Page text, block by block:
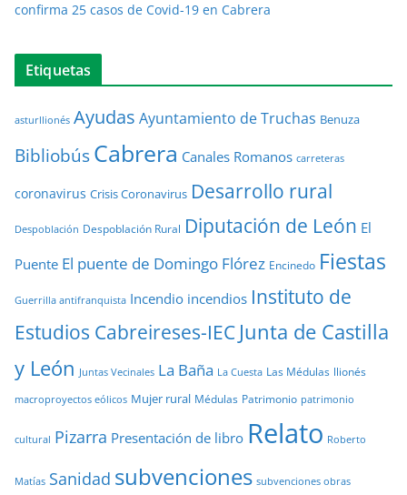
confirma 25 casos de Covid-19 en Cabrera
Etiquetas
asturllionés Ayudas Ayuntamiento de Truchas Benuza
BibliobúsCabrera Canales Romanos carreteras
coronavirus Crisis Coronavirus Desarrollo rural
Despoblación Despoblación Rural Diputación de León El
Puente El puente de Domingo Flórez Encinedo Fiestas
Guerrilla antifranquista Incendio incendios Instituto de
Estudios Cabreireses-IEC Junta de Castilla
y León Juntas Vecinales La Baña La Cuesta Las Médulas llionés
macroproyectos eólicos Mujer rural Médulas Patrimonio patrimonio
cultural Pizarra Presentación de libro Relato Roberto
Matías Sanidad subvenciones subvenciones obras